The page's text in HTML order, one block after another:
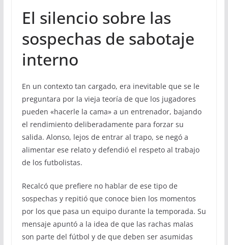
El silencio sobre las
sospechas de sabotaje
interno
En un contexto tan cargado, era inevitable que se le
preguntara por la vieja teoría de que los jugadores
pueden «hacerle la cama» a un entrenador, bajando
el rendimiento deliberadamente para forzar su
salida. Alonso, lejos de entrar al trapo, se negó a
alimentar ese relato y defendió el respeto al trabajo
de los futbolistas.
Recalcó que prefiere no hablar de ese tipo de
sospechas y repitió que conoce bien los momentos
por los que pasa un equipo durante la temporada. Su
mensaje apuntó a la idea de que las rachas malas
son parte del fútbol y de que deben ser asumidas